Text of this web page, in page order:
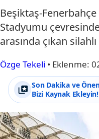
Beşiktaş-
Stadyumu
arasında çıkan
Özge Tekeli • Eklenme:
Son Dakika ve
Bizi Kaynak Ekleyin!